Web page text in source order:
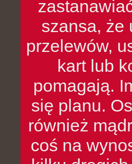
szansa, że
przelewów,
kart lub
pomagają.
się planu.
również
coś na